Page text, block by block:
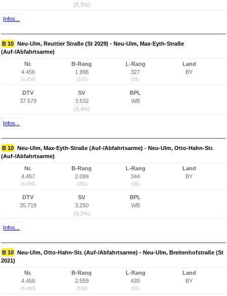
(8,3%)
Infos...
B 10 Neu-Ulm, Reuttier Straße (St 2029) - Neu-Ulm, Max-Eyth-Straße
(Auf-/Abfahrtsarme)
Nr.
4.456
(4.458)
B-Rang
1.996
(247)
L-Rang
327
(31)
Land
BY
DTV
37.579
SV
3.532
(9,4%)
BPL
WB
Infos...
B 10 Neu-Ulm, Max-Eyth-Straße (Auf-/Abfahrtsarme) - Neu-Ulm, Otto-Hahn-Str.
(Auf-/Abfahrtsarme)
Nr.
4.457
(4.459)
B-Rang
2.099
(281)
L-Rang
344
(36)
Land
BY
DTV
35.719
SV
3.250
(9,1%)
BPL
WB
Infos...
B 10 Neu-Ulm, Otto-Hahn-Str. (Auf-/Abfahrtsarme) - Neu-Ulm, Breitenhofstraße (St
2021)
Nr.
4.458
(4.460)
B-Rang
2.559
(519)
L-Rang
439
(91)
Land
BY